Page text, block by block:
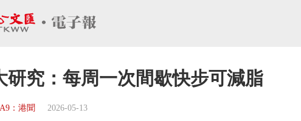
研究：每周一次間歇快步可減脂
：港聞 2026-05-13